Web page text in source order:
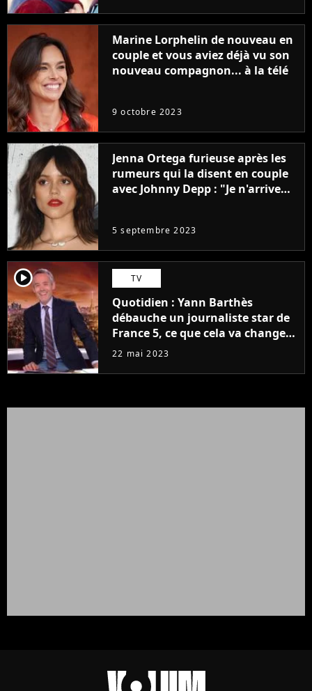
Marine Lorphelin de nouveau en
couple et vous aviez déjà vu son
nouveau compagnon... à la télé
9 octobre 2023
Jenna Ortega furieuse après les
rumeurs qui la disent en couple
avec Johnny Depp : "Je n'arrive
5 septembre 2023
player2 TV
Quotidien : Yann Barthès
débauche un journaliste star de
France 5, ce que cela va changer
à la rentrée
22 mai 2023